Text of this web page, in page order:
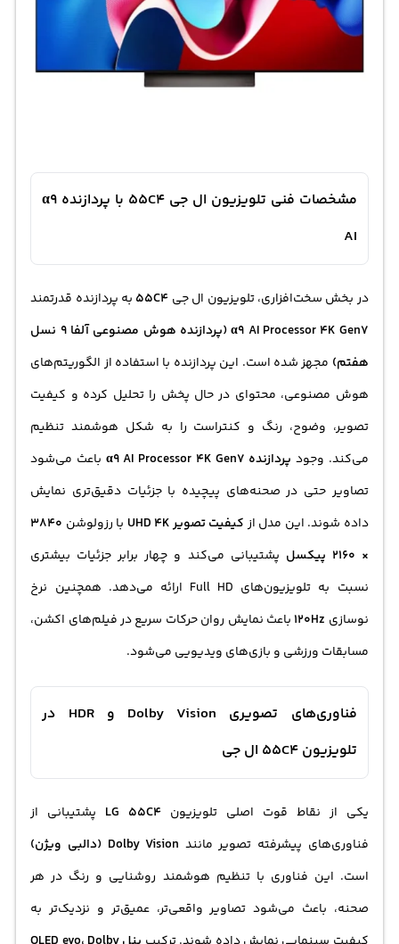
مشخصات فنی تلویزیون ال جی 55C4 با پردازنده α9
AI
در بخش سخت‌افزاری، تلویزیون ال جی 55C4 به پردازنده قدرتمند
α9 AI Processor 4K Gen7 (پردازنده هوش مصنوعی آلفا 9 نسل
هفتم) مجهز شده است. این پردازنده با استفاده از الگوریتم‌های
هوش مصنوعی، محتوای در حال پخش را تحلیل کرده و کیفیت
تصویر، وضوح، رنگ و کنتراست را به شکل هوشمند تنظیم
می‌کند. وجود پردازنده α9 AI Processor 4K Gen7
باعث می‌شود
تصاویر حتی در صحنه‌های پیچیده با جزئیات دقیق‌تری نمایش
داده شوند. این مدل ازکیفیت تصویر UHD 4K با رزولوشن 3840
× 2160 پیکسل
پشتیبانی می‌کند و چهار برابر جزئیات بیشتری
نسبت به تلویزیون‌های Full HD ارائه می‌دهد. همچنین نرخ
نوسازی 120Hz باعث نمایش روان حرکات سریع در فیلم‌های اکشن،
مسابقات ورزشی و بازی‌های ویدیویی می‌شود.
فناوری‌های تصویری Dolby Vision و HDR در
تلویزیون 55C4 ال جی
یکی از نقاط قوت اصلی تلویزیون LG 55C4 پشتیبانی از
فناوری‌های پیشرفته تصویر مانند Dolby Vision (دالبی ویژن)
است. این فناوری با تنظیم هوشمند روشنایی و رنگ در هر
صحنه، باعث می‌شود تصاویر واقعی‌تر، عمیق‌تر و نزدیک‌تر به